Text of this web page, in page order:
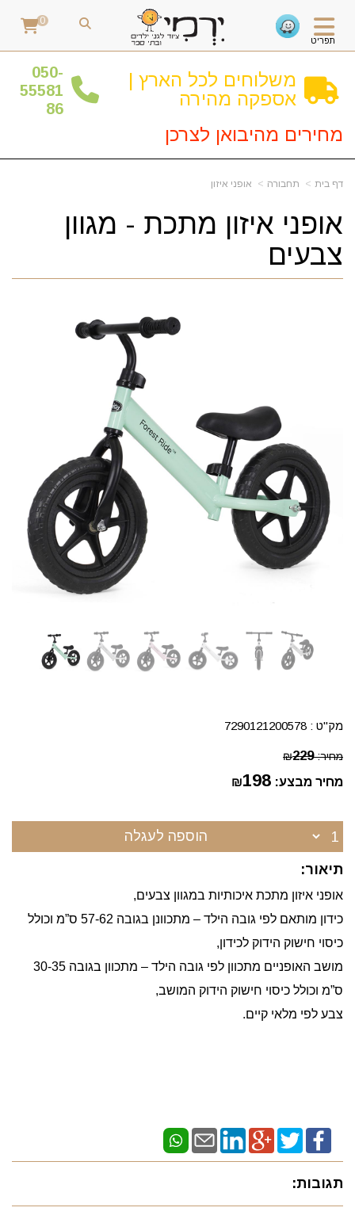
תפריט
0
משלוחים לכל הארץ |
אספקה מהירה
050-
55581
86
מחירים מהיבואן לצרכן
דף בית תחבורה אופני איזון
אופני איזון מתכת - מגוון
צבעים
מק"ט : 7290121200578
מחיר: ₪229
מחיר מבצע: ₪198
הוספה לעגלה
תיאור:
אופני איזון מתכת איכותיות במגוון צבעים,
כידון מותאם לפי גובה הילד – מתכוונן בגובה 57-62 ס”מ וכולל
כיסוי חישוק הידוק לכידון,
מושב האופניים מתכוון לפי גובה הילד – מתכוון בגובה 30-35
ס”מ וכולל כיסוי חישוק הידוק המושב,
צבע לפי מלאי קיים.
תגובות: